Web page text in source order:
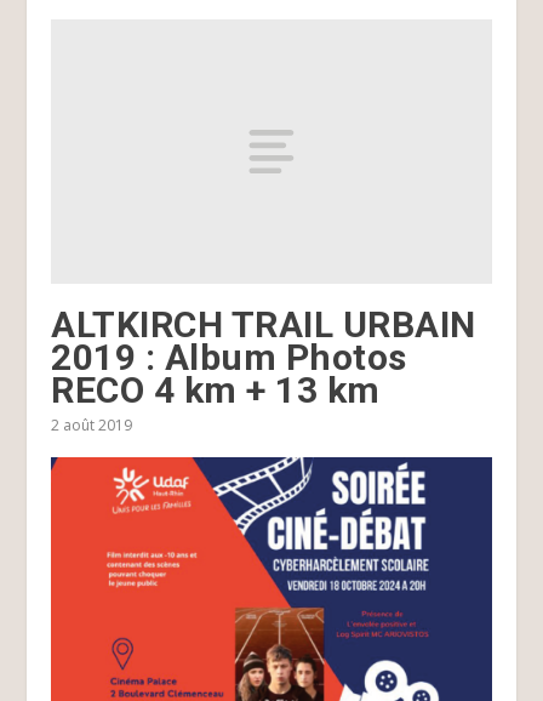
ALTKIRCH TRAIL URBAIN
2019 : Album Photos
RECO 4 km + 13 km
2 août 2019